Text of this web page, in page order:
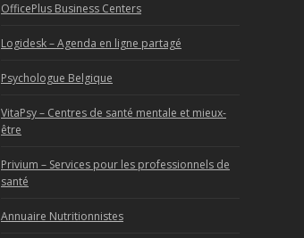
OfficePlus Business Centers
Logidesk – Agenda en ligne partagé
Psychologue Belgique
VitaPsy – Centres de santé mentale et mieux-
être
Privium – Services pour les professionnels de
santé
Annuaire Nutritionnistes